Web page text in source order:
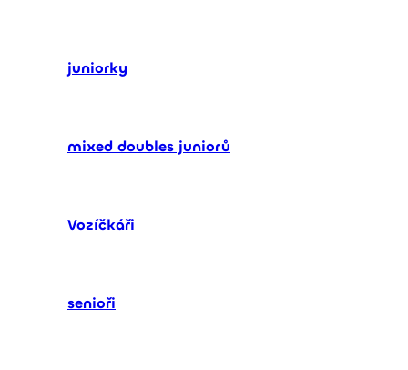
juniorky
mixed doubles juniorů
Vozíčkáři
senioři